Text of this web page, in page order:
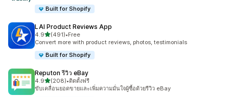
Built for Shopify
LAI Product Reviews App
4.9เต็ม 5 ดาว
(491)
ทั้งหมด 491 รีวิว
•Free
Convert more with product reviews, photos, testimonials
Built for Shopify
Reputon รีวิว eBay
4.9เต็ม 5 ดาว
(208)
ทั้งหมด 208 รีวิว
•ติดตั้งฟรี
ขับเคลื่อนยอดขายและเพิ่มความมั่นใจผู้ซื้อด้วยรีวิว eBay